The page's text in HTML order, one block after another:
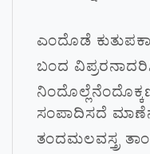
ಎಂದೊಡೆ
ಬಂದ
ಸಂಪಾದಿಸದೆ
ತಂದಮಲವಸ್ತ್ರ